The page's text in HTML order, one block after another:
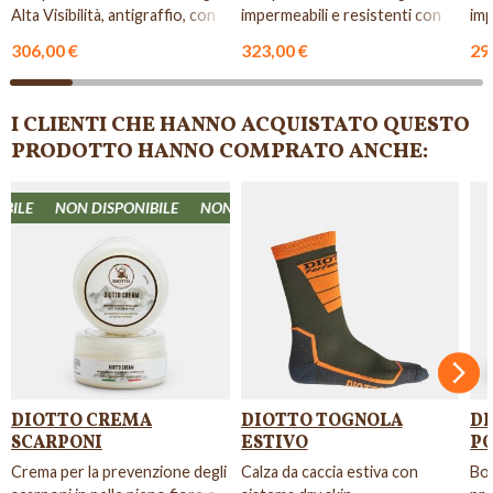
Alta Visibilità, antigraffio, con
306,00 €
impermeabili e resistenti con
323,00 €
I CLIENTI CHE HANNO ACQUISTATO QUESTO
PRODOTTO HANNO COMPRATO ANCHE:
NON DISPONIBILE NON DISPONIBILE
DIOTTO CREMA
SCARPONI
Crema per la prevenzione degli
DIOTTO TOGNOLA
ESTIVO
Calza da caccia estiva con